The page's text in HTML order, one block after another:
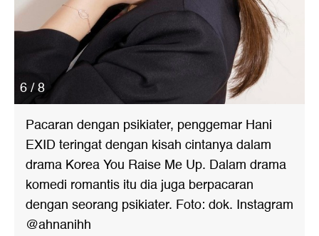
6 / 8
Pacaran dengan psikiater, penggemar Hani
EXID teringat dengan kisah cintanya dalam
drama Korea You Raise Me Up. Dalam drama
komedi romantis itu dia juga berpacaran
dengan seorang psikiater. Foto: dok. Instagram
@ahnanihh